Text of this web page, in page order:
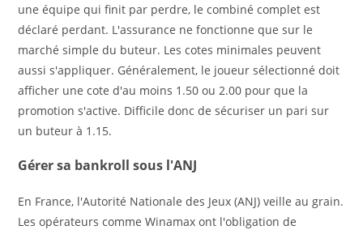
une équipe qui finit par perdre, le combiné complet est
déclaré perdant. L'assurance ne fonctionne que sur le
marché simple du buteur. Les cotes minimales peuvent
aussi s'appliquer. Généralement, le joueur sélectionné doit
afficher une cote d'au moins 1.50 ou 2.00 pour que la
promotion s'active. Difficile donc de sécuriser un pari sur
un buteur à 1.15.
Gérer sa bankroll sous l'ANJ
En France, l'Autorité Nationale des Jeux (ANJ) veille au grain.
Les opérateurs comme Winamax ont l'obligation de